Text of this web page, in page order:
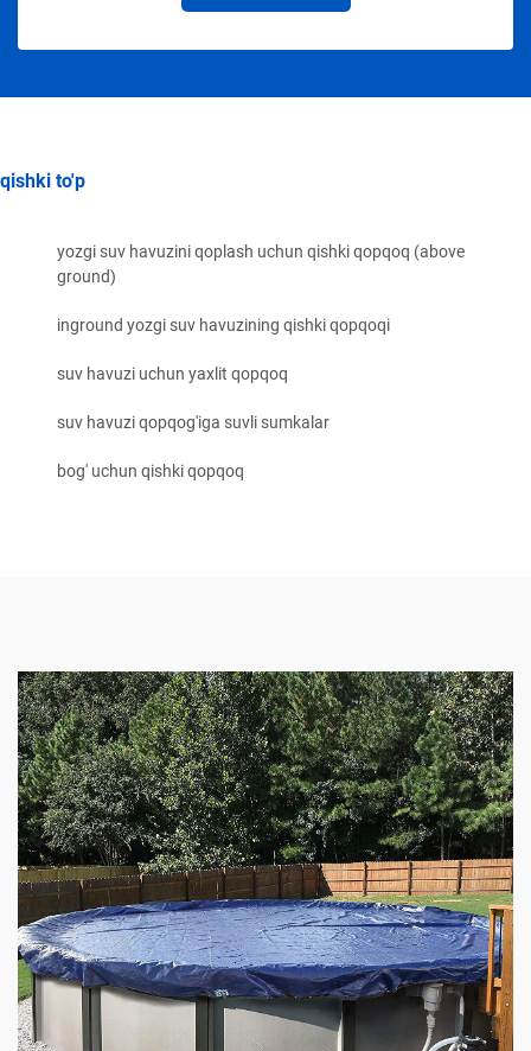
qishki to'p
yozgi suv havuzini qoplash uchun qishki qopqoq (above
ground)
inground yozgi suv havuzining qishki qopqoqi
suv havuzi uchun yaxlit qopqoq
suv havuzi qopqog'iga suvli sumkalar
bog' uchun qishki qopqoq